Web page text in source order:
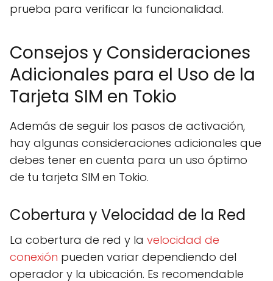
prueba para verificar la funcionalidad.
Consejos y Consideraciones
Adicionales para el Uso de la
Tarjeta SIM en Tokio
Además de seguir los pasos de activación,
hay algunas consideraciones adicionales que
debes tener en cuenta para un uso óptimo
de tu tarjeta SIM en Tokio.
Cobertura y Velocidad de la Red
La cobertura de red y la velocidad de
conexión pueden variar dependiendo del
operador y la ubicación. Es recomendable